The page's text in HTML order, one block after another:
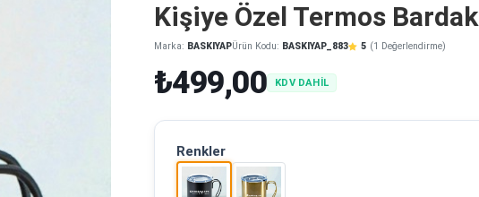
Kişiye Özel Termos Bardak
Marka: BASKIYAPÜrün Kodu: BASKIYAP_883 5 (1 Değerlendirme)
₺499,00 KDV DAHİL
Renkler